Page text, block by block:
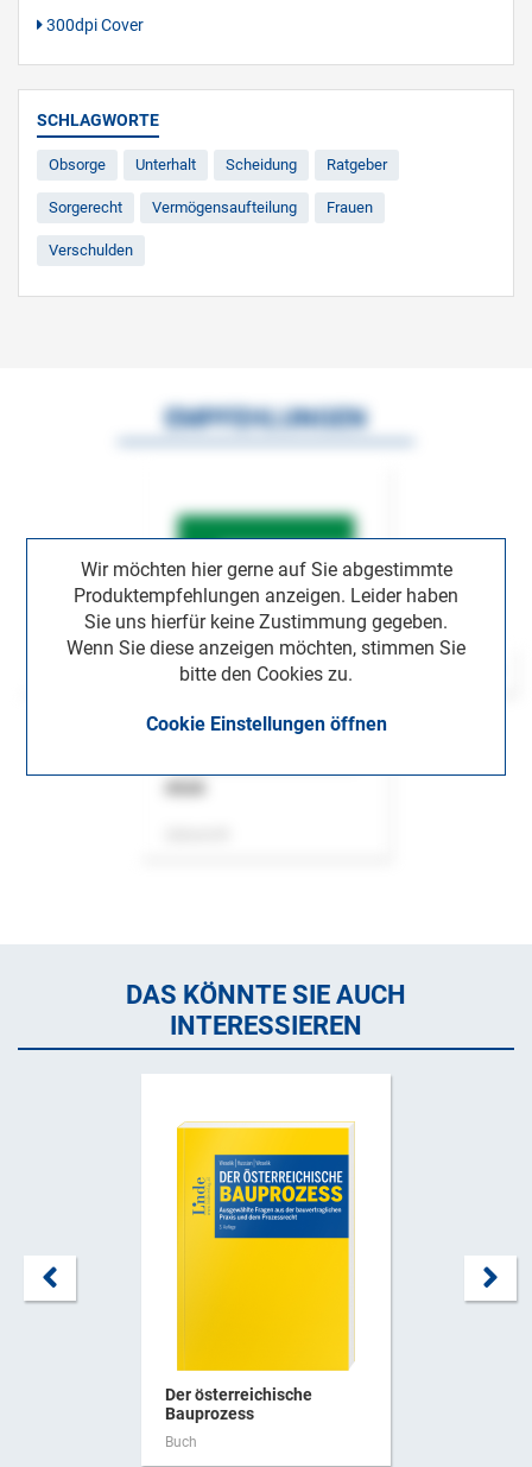
300dpi Cover
SCHLAGWORTE
Obsorge Unterhalt Scheidung Ratgeber
Sorgerecht Vermögensaufteilung Frauen
Verschulden
Wir möchten hier gerne auf Sie abgestimmte
Produktempfehlungen anzeigen. Leider haben
Sie uns hierfür keine Zustimmung gegeben.
Wenn Sie diese anzeigen möchten, stimmen Sie
bitte den Cookies zu.
Cookie Einstellungen öffnen
EMPFEHLUNGEN
DAS KÖNNTE SIE AUCH
INTERESSIEREN
Der österreichische
Bauprozess
Buch